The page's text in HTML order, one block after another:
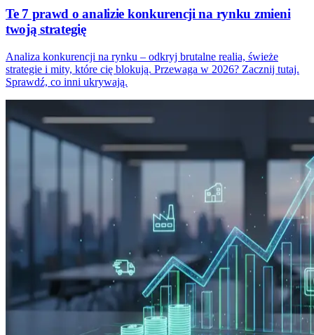
Te 7 prawd o analizie konkurencji na rynku zmieni
twoją strategię
Analiza konkurencji na rynku – odkryj brutalne realia, świeże
strategie i mity, które cię blokują. Przewaga w 2026? Zacznij tutaj.
Sprawdź, co inni ukrywają.